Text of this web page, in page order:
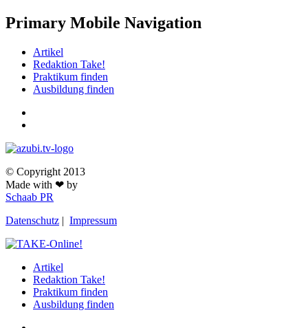
Primary Mobile Navigation
Artikel
Redaktion Take!
Praktikum finden
Ausbildung finden
© Copyright 2013
Made with ❤ by
Schaab PR
Datenschutz | Impressum
Artikel
Redaktion Take!
Praktikum finden
Ausbildung finden